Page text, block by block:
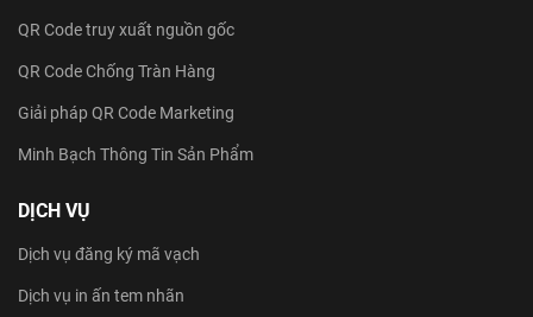
QR Code truy xuất nguồn gốc
QR Code Chống Tràn Hàng
Giải pháp QR Code Marketing
Minh Bạch Thông Tin Sản Phẩm
DỊCH VỤ
Dịch vụ đăng ký mã vạch
Dịch vụ in ấn tem nhãn